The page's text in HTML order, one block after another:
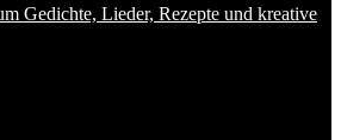
Gedichte, Lieder, Rezepte und kreative